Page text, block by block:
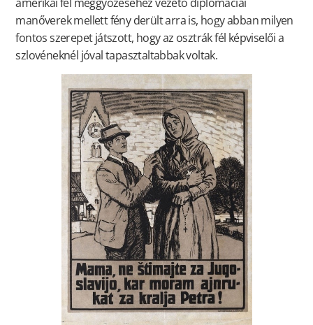
manőverek mellett fény derült arra is, hogy abban milyen
fontos szerepet játszott, hogy az osztrák fél képviselői a
szlovéneknél jóval tapasztaltabbak voltak.